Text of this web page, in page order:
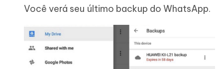
Você verá seu último backup do WhatsApp.